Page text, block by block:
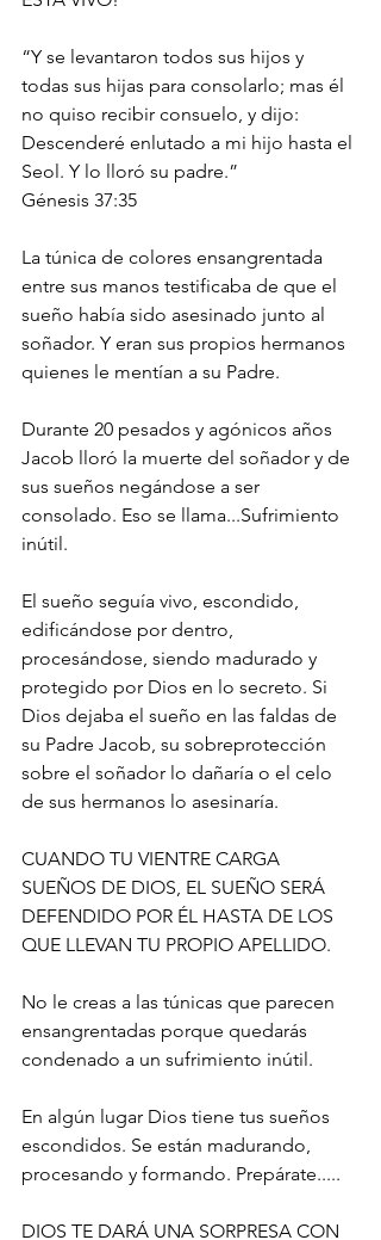
“Y se levantaron todos sus hijos y
todas sus hijas para consolarlo; mas él
no quiso recibir consuelo, y dijo:
Descenderé enlutado a mi hijo hasta el
Seol. Y lo lloró su padre.”
‭‭Génesis‬ ‭37:35‬ ‭
La túnica de colores ensangrentada
entre sus manos testificaba de que el
sueño había sido asesinado junto al
soñador. Y eran sus propios hermanos
quienes le mentían a su Padre.
Durante 20 pesados y agónicos años
Jacob lloró la muerte del soñador y de
sus sueños negándose a ser
consolado. Eso se llama...Sufrimiento
inútil.
El sueño seguía vivo, escondido,
edificándose por dentro,
procesándose, siendo madurado y
protegido por Dios en lo secreto. Si
Dios dejaba el sueño en las faldas de
su Padre Jacob, su sobreprotección
sobre el soñador lo dañaría o el celo
de sus hermanos lo asesinaría.
CUANDO TU VIENTRE CARGA
SUEÑOS DE DIOS, EL SUEÑO SERÁ
DEFENDIDO POR ÉL HASTA DE LOS
QUE LLEVAN TU PROPIO APELLIDO.
No le creas a las túnicas que parecen
ensangrentadas porque quedarás
condenado a un sufrimiento inútil.
En algún lugar Dios tiene tus sueños
escondidos. Se están madurando,
procesando y formando. Prepárate.....
DIOS TE DARÁ UNA SORPRESA CON